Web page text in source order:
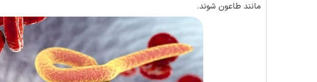
مانند طاعون شوند.